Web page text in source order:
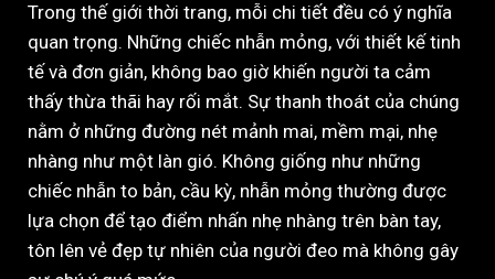
Trong thế giới thời trang, mỗi chi tiết đều có ý nghĩa
quan trọng. Những chiếc nhẫn mỏng, với thiết kế tinh
tế và đơn giản, không bao giờ khiến người ta cảm
thấy thừa thãi hay rối mắt. Sự thanh thoát của chúng
nằm ở những đường nét mảnh mai, mềm mại, nhẹ
nhàng như một làn gió. Không giống như những
chiếc nhẫn to bản, cầu kỳ, nhẫn mỏng thường được
lựa chọn để tạo điểm nhấn nhẹ nhàng trên bàn tay,
tôn lên vẻ đẹp tự nhiên của người đeo mà không gây